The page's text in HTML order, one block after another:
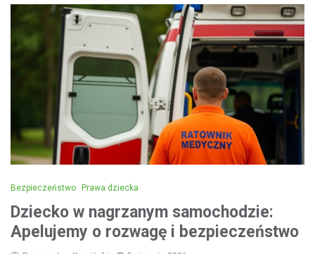
Bezpieczeństwo Prawa dziecka
Dziecko w nagrzanym samochodzie:
Apelujemy o rozwagę i bezpieczeństwo